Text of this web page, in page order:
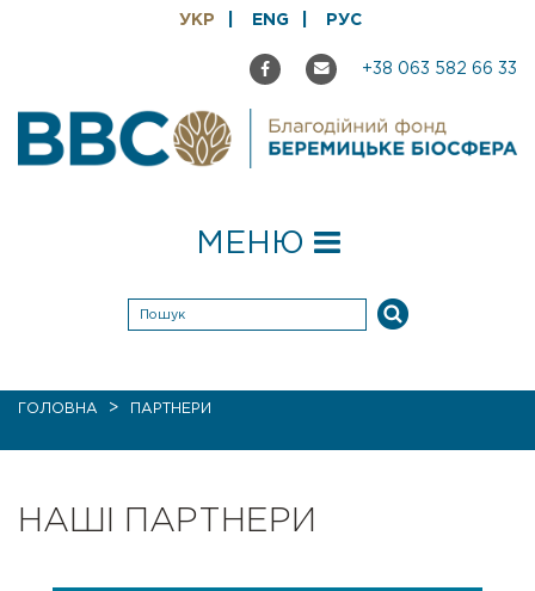
УКР ENG РУС
+38 063 582 66 33
МЕНЮ
ГОЛОВНА > ПАРТНЕРИ
НАШІ ПАРТНЕРИ